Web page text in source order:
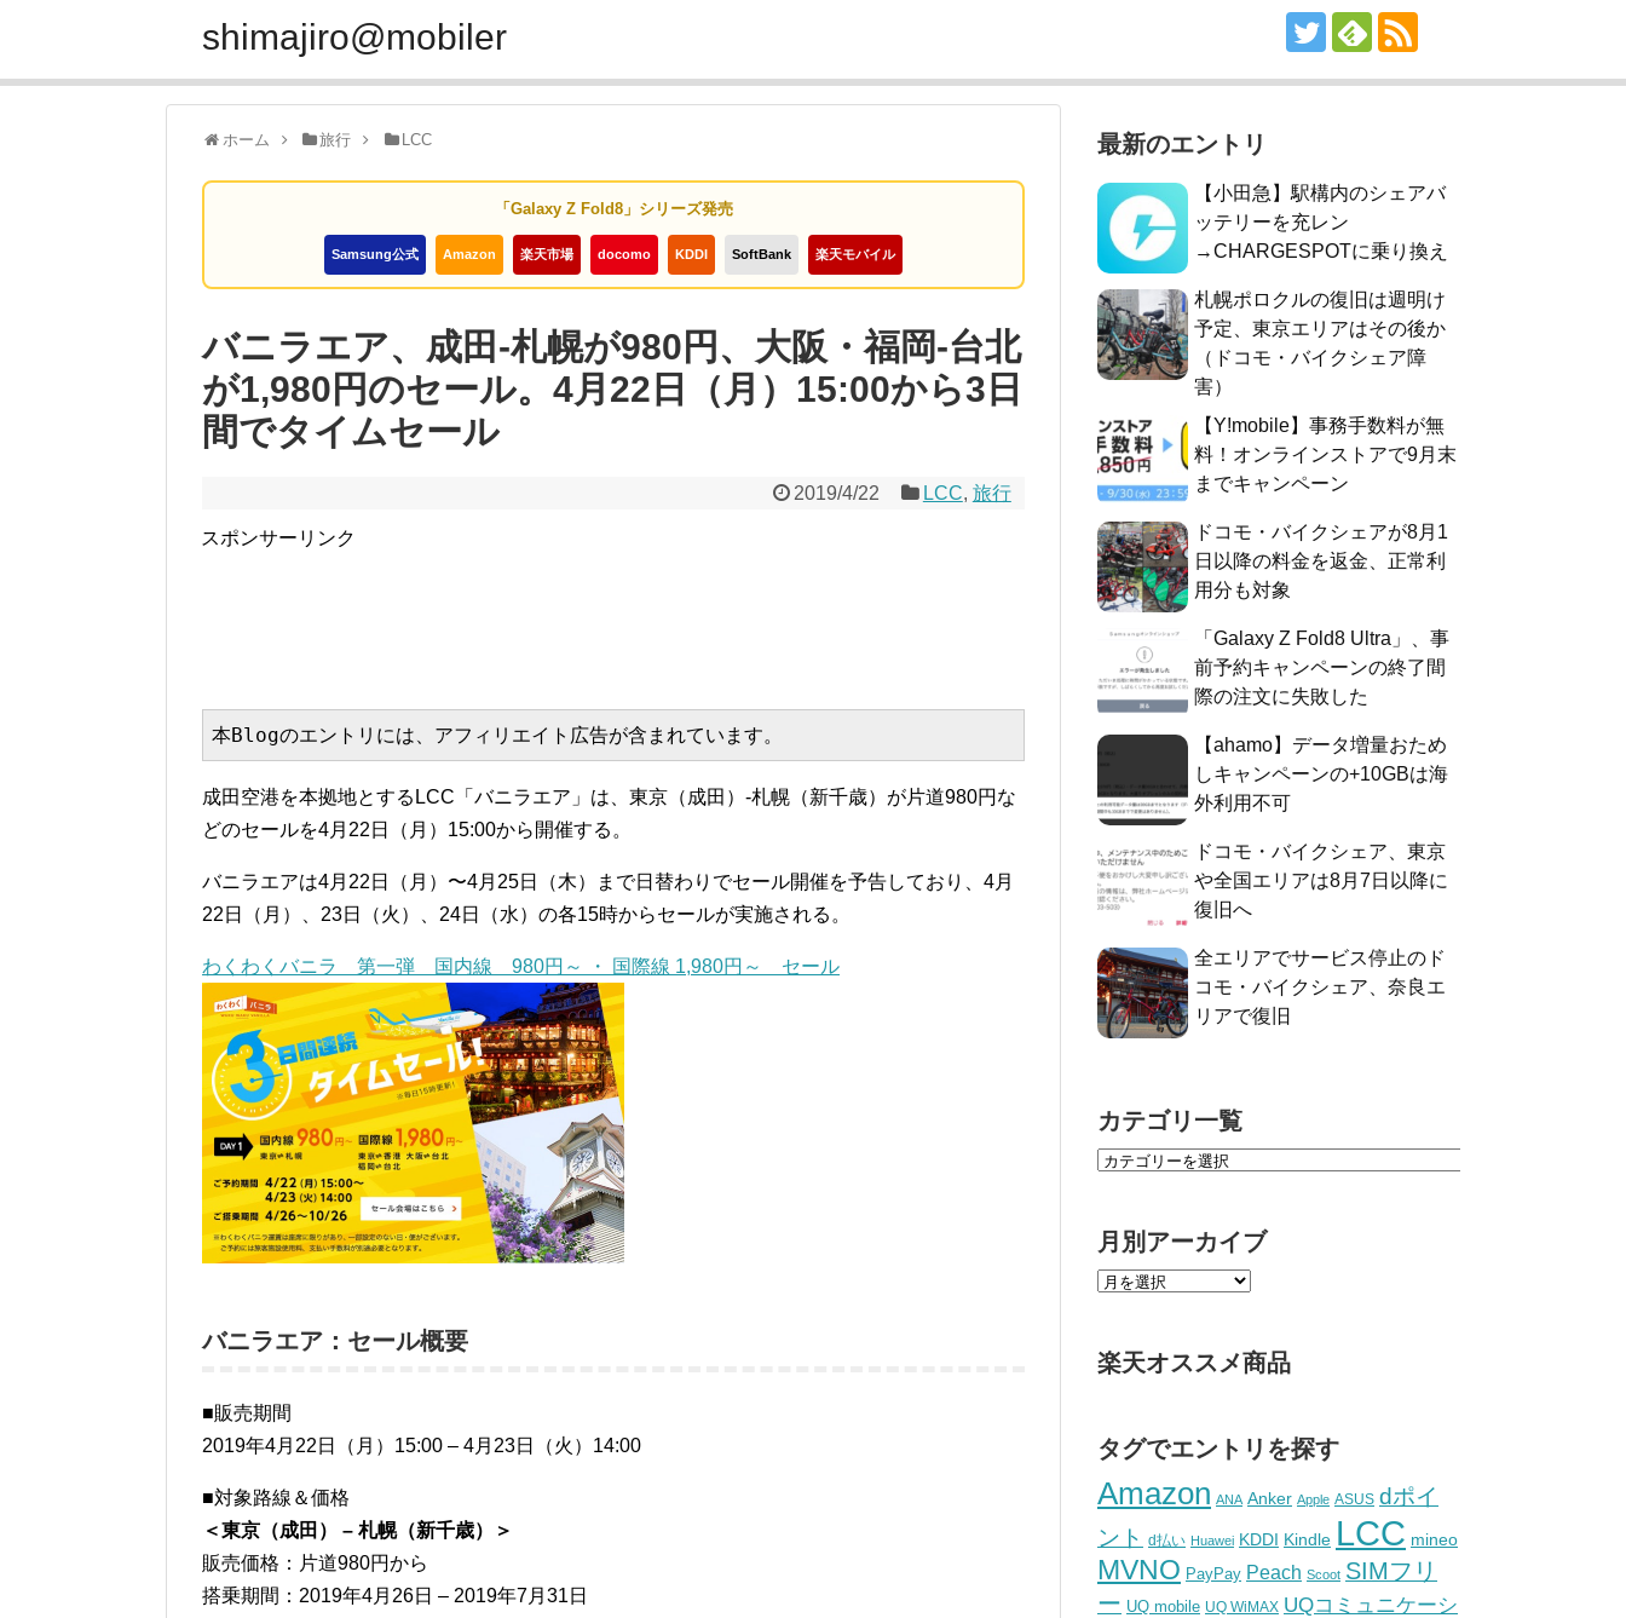
shimajiro@mobiler
ホーム 旅行 LCC
「Galaxy Z Fold8」シリーズ発売
Samsung公式 Amazon 楽天市場 docomo KDDI SoftBank 楽天モバイル
バニラエア、成田-札幌が980円、大阪・福岡-台北
が1,980円のセール。4月22日（月）15:00から3日
間でタイムセール
2019/4/22 LCC, 旅行
スポンサーリンク
本Blogのエントリには、アフィリエイト広告が含まれています。
成田空港を本拠地とするLCC「バニラエア」は、東京（成田）-札幌（新千歳）が片道980円な
どのセールを4月22日（月）15:00から開催する。
バニラエアは4月22日（月）〜4月25日（木）まで日替わりでセール開催を予告しており、4月
22日（月）、23日（火）、24日（水）の各15時からセールが実施される。
わくわくバニラ 第一弾 国内線 980円～ ・ 国際線 1,980円～ セール
バニラエア：セール概要
■販売期間
2019年4月22日（月）15:00 – 4月23日（火）14:00
■対象路線＆価格
＜東京（成田） – 札幌（新千歳）＞
販売価格：片道980円から
搭乗期間：2019年4月26日 – 2019年7月31日
最新のエントリ
【小田急】駅構内のシェアバ
ッテリーを充レン
→CHARGESPOTに乗り換え
札幌ポロクルの復旧は週明け
予定、東京エリアはその後か
（ドコモ・バイクシェア障
害）
【Y!mobile】事務手数料が無
料！オンラインストアで9月末
までキャンペーン
ドコモ・バイクシェアが8月1
日以降の料金を返金、正常利
用分も対象
「Galaxy Z Fold8 Ultra」、事
前予約キャンペーンの終了間
際の注文に失敗した
【ahamo】データ増量おため
しキャンペーンの+10GBは海
外利用不可
ドコモ・バイクシェア、東京
や全国エリアは8月7日以降に
復旧へ
全エリアでサービス停止のド
コモ・バイクシェア、奈良エ
リアで復旧
カテゴリ一覧
月別アーカイブ
楽天オススメ商品
タグでエントリを探す
Amazon ANA Anker Apple ASUS dポイ
ント
d払い Huawei KDDI Kindle LCC mineo
MVNO PayPay Peach Scoot SIMフリ
ー UQ mobile UQ WiMAX UQコミュニケーシ